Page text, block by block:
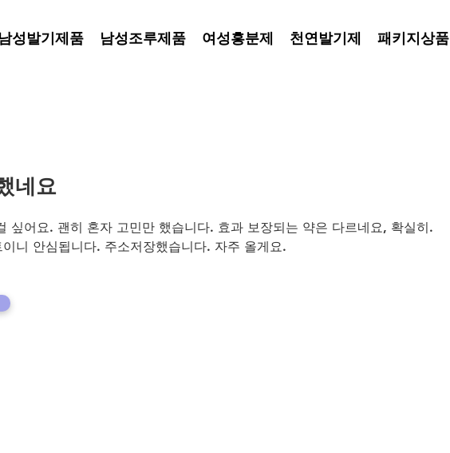
남성발기제품 남성조루제품 여성흥분제 천연발기제 패키지상품
네요
싶어요. 괜히 혼자 고민만 했습니다. 효과 보장되는 약은 다르네요, 확실히.
니 안심됩니다. 주소저장했습니다. 자주 올게요.